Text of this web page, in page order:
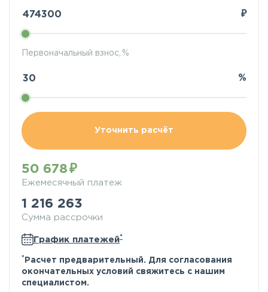
₽
Первоначальный взнос, %
%
Уточнить расчёт
50 678
Ежемесячный платеж
1 216 263
Сумма рассрочки
График платежей*
* Расчет предварительный. Для согласования
окончательных условий свяжитесь с нашим
специалистом.